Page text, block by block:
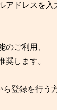
アドレスを入
ご利用、
します。
登録を行う